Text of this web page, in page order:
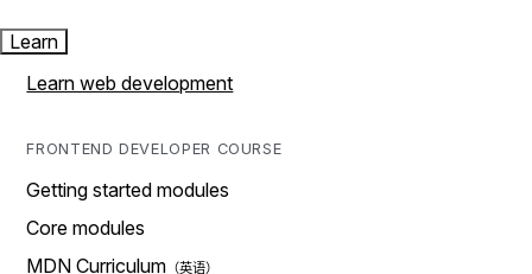
Learn
Learn web development
FRONTEND DEVELOPER COURSE
Getting started modules
Core modules
MDN Curriculum